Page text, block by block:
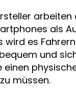
arbeiten
als
wird es
und
müssen.